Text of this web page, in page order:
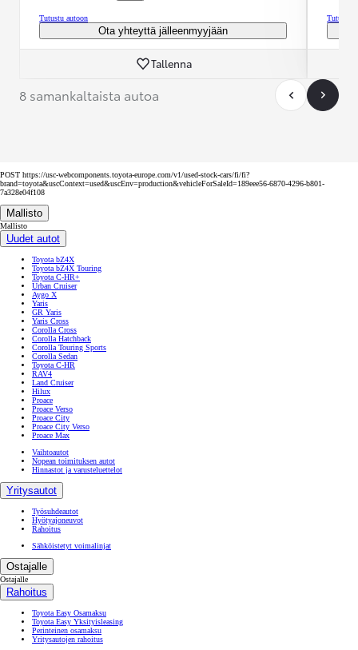
Tutustu autoon
Ota yhteyttä jälleenmyyjään
Tallenna
Tutustu
8 samankaltaista autoa
POST https://usc-webcomponents.toyota-europe.com/v1/used-stock-cars/fi/fi?
brand=toyota&uscContext=used&uscEnv=production&vehicleForSaleId=189eee56-6870-4296-b801-
7a328e04f108
Mallisto
Mallisto
Uudet autot
Toyota bZ4X
Toyota bZ4X Touring
Toyota C-HR+
Urban Cruiser
Aygo X
Yaris
GR Yaris
Yaris Cross
Corolla Cross
Corolla Hatchback
Corolla Touring Sports
Corolla Sedan
Toyota C-HR
RAV4
Land Cruiser
Hilux
Proace
Proace Verso
Proace City
Proace City Verso
Proace Max
Vaihtoautot
Nopean toimituksen autot
Hinnastot ja varusteluettelot
Yritysautot
Työsuhdeautot
Hyötyajoneuvot
Rahoitus
Sähköistetyt voimalinjat
Ostajalle
Ostajalle
Rahoitus
Toyota Easy Osamaksu
Toyota Easy Yksityisleasing
Perinteinen osamaksu
Yritysautojen rahoitus